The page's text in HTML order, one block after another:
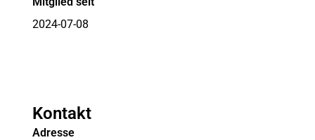
2024-07-08
Kontakt
Adresse